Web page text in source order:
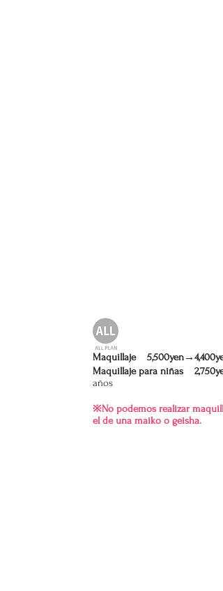
Maquillaje
Maquillaje para niñas
años
​※No podemos realizar
el de una maiko o geisha.